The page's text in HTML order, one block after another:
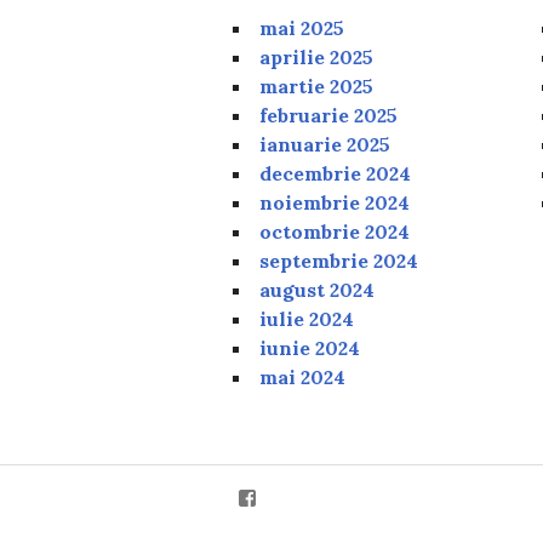
mai 2025
aprilie 2025
martie 2025
februarie 2025
ianuarie 2025
decembrie 2024
noiembrie 2024
octombrie 2024
septembrie 2024
august 2024
iulie 2024
iunie 2024
mai 2024